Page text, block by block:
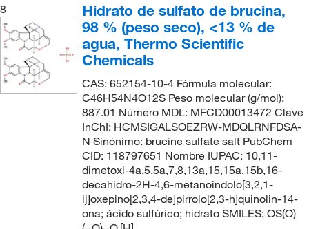
8
Hidrato de sulfato de brucina,
98 % (peso seco), <13 % de
agua, Thermo Scientific
Chemicals
CAS: 652154-10-4 Fórmula molecular:
C46H54N4O12S Peso molecular (g/mol):
887.01 Número MDL: MFCD00013472 Clave
InChI: HCMSIGALSOEZRW-MDQLRNFDSA-
N Sinónimo: brucine sulfate salt PubChem
CID: 118797651 Nombre IUPAC: 10,11-
dimetoxi-4a,5,5a,7,8,13a,15,15a,15b,16-
decahidro-2H-4,6-metanoindolo[3,2,1-
ij]oxepino[2,3,4-de]pirrolo[2,3-h]quinolin-14-
ona; ácido sulfúrico; hidrato SMILES: OS(O)